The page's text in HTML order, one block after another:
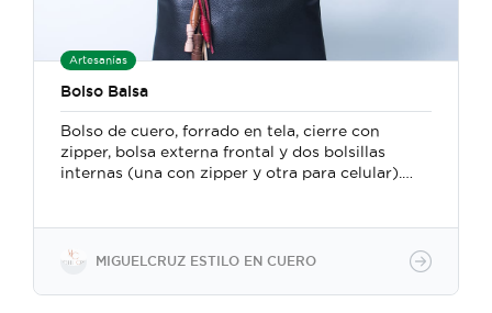
Artesanías
Bolso Balsa
Bolso de cuero, forrado en tela, cierre con
zipper, bolsa externa frontal y dos bolsillas
internas (una con zipper y otra para celular).
marroquinería y la talabartería tradicional
MIGUELCRUZ ESTILO EN CUERO